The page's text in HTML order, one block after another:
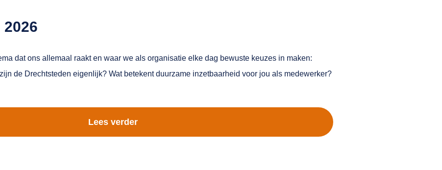
dat ons allemaal raakt en waar we als organisatie elke dag bewuste keuzes in maken:
de Drechtsteden eigenlijk? Wat betekent duurzame inzetbaarheid voor jou als medewerker?
Lees verder